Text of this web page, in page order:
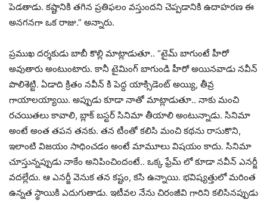
పెడతాడు. కష్టానికి తగిన ప్రతిఫలం వస్తుందని చెప్పడానికి ఉదాహరణ ఈ
అనగనగా ఒక రాజు.” అన్నారు.
ప్రముఖ దర్శకుడు బాబీ కొల్లి మాట్లాడుతూ.. “టైమ్ బాగుంటే హీరో
అవుతారు అంటుంటారు. కానీ టైమింగ్ బాగుండి హీరో అయినవాడు నవీన్
పొలిశెట్టి. ఏడాది క్రితం నవీన్ కి పెద్ద యాక్సిడెంట్ అయ్యి, తీవ్ర
గాయాలయ్యాయి. అప్పుడు కూడా నాతో మాట్లాడుతూ.. నాకు మంచి
రచయితలు కావాలి, బ్లాక్ బస్టర్ సినిమా తీయాలి అంటున్నాడు. సినిమా
అంటే అంత తపన తనకు. తన టీంతో కలిసి మంచి కథను రాసుకొని,
ఇలాంటి విజయం సాధించడం అంటే మామూలు విషయం కాదు. సినిమా
చూస్తున్నప్పుడు నాకేం అనిపించిందంటే.. ఒక్క ఫ్రేమ్ లో కూడా నవీన్ ఎనర్జీ
వదల్లేదు. ఆ ఎనర్జీ వెనుక తన కష్టం, కసి ఉన్నాయి. భవిష్యత్తులో మరింత
ఉన్నత స్థాయికి ఎదుగుతాడు. ఇటీవల నేను చిరంజీవి గారిని కలిసినప్పుడు